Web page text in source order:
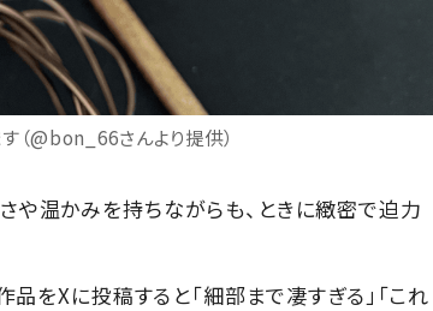
（@bon_66さんより提供）
や温かみを持ちながらも、ときに緻密で迫力
をXに投稿すると「細部まで凄すぎる」「これ